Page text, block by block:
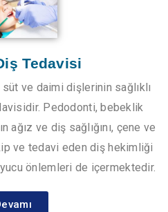
Tedavisi
ve daimi dişlerinin sağlıklı
Pedodonti, bebeklik
ağız ve diş sağlığını, çene ve
ve tedavi eden diş hekimliği
önlemleri de içermektedir.